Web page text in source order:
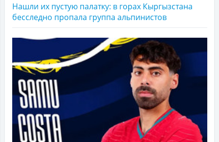
Нашли их пустую палатку: в горах Кыргызстана
бесследно пропала группа альпинистов